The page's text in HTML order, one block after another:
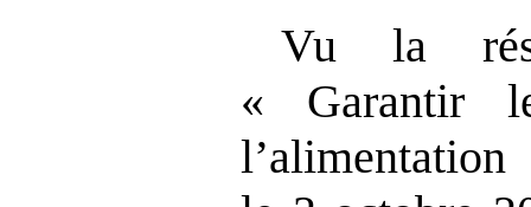
Vu la
« Garantir